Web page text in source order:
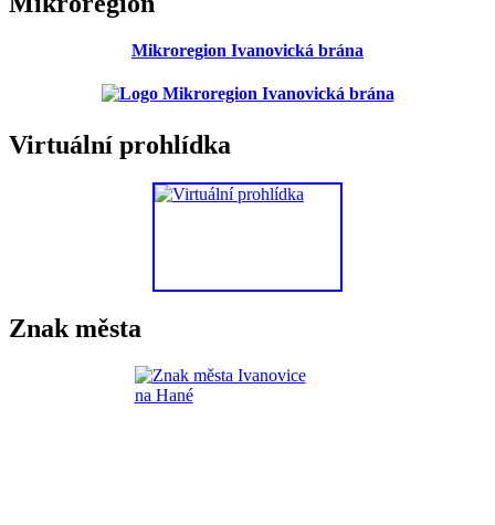
Mikroregion Ivanovická brána
Virtuální prohlídka
Znak města